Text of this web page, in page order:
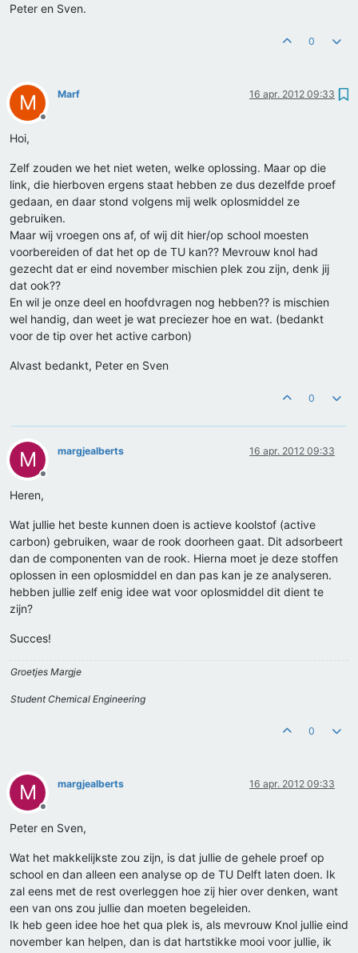
Peter en Sven.
0
M
Offline
Marf 16 apr. 2012 09:33
Hoi,
Zelf zouden we het niet weten, welke oplossing. Maar op die
link, die hierboven ergens staat hebben ze dus dezelfde proef
gedaan, en daar stond volgens mij welk oplosmiddel ze
gebruiken.
Maar wij vroegen ons af, of wij dit hier/op school moesten
voorbereiden of dat het op de TU kan?? Mevrouw knol had
gezecht dat er eind november mischien plek zou zijn, denk jij
dat ook??
En wil je onze deel en hoofdvragen nog hebben?? is mischien
wel handig, dan weet je wat preciezer hoe en wat. (bedankt
voor de tip over het active carbon)
Alvast bedankt, Peter en Sven
0
M
Offline
margjealberts 16 apr. 2012 09:33
Heren,
Wat jullie het beste kunnen doen is actieve koolstof (active
carbon) gebruiken, waar de rook doorheen gaat. Dit adsorbeert
dan de componenten van de rook. Hierna moet je deze stoffen
oplossen in een oplosmiddel en dan pas kan je ze analyseren.
hebben jullie zelf enig idee wat voor oplosmiddel dit dient te
zijn?
Succes!
Groetjes Margje
Student Chemical Engineering
0
M
Offline
margjealberts 16 apr. 2012 09:33
Peter en Sven,
Wat het makkelijkste zou zijn, is dat jullie de gehele proef op
school en dan alleen een analyse op de TU Delft laten doen. Ik
zal eens met de rest overleggen hoe zij hier over denken, want
een van ons zou jullie dan moeten begeleiden.
Ik heb geen idee hoe het qua plek is, als mevrouw Knol jullie eind
november kan helpen, dan is dat hartstikke mooi voor jullie, ik